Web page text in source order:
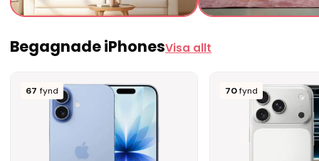
Begagnade iPhonesVisa allt
67 fynd 70 fynd